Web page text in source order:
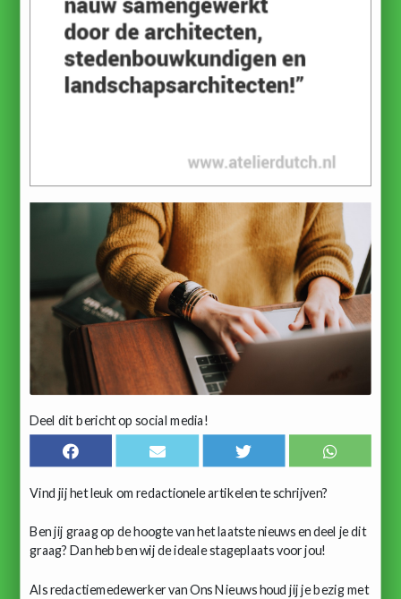
Deel dit bericht op social media!
Vind jij het leuk om redactionele artikelen te schrijven?
Ben jij graag op de hoogte van het laatste nieuws en deel je dit
graag? Dan hebben wij de ideale stageplaats voor jou!
Als redactiemedewerker van Ons Nieuws houd jij je bezig met